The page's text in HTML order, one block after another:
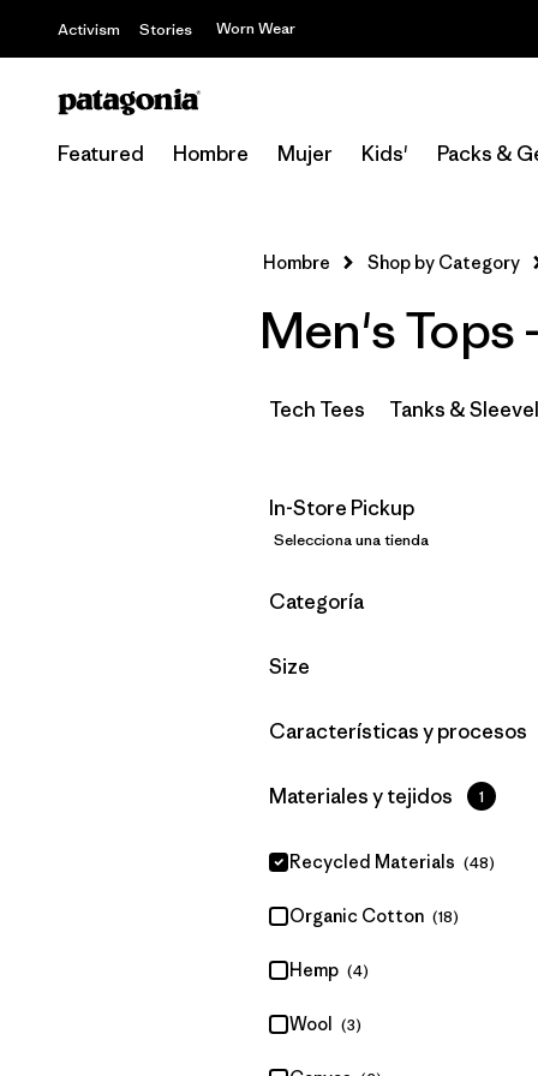
Activism Stories Worn Wear
Featured Hombre Mujer Kids' Packs &
Hombre Shop by Category
Men's Tops
Tech Tees Tanks &
In-Store Pickup
Selecciona una tienda
Filtrar por
Categoría
Filtrar por
Size
Filtrar por
Características y procesos
Filtrar por
Materiales y tejidos 1
Recycled Materials (48)
Organic Cotton (18)
Hemp (4)
Wool (3)